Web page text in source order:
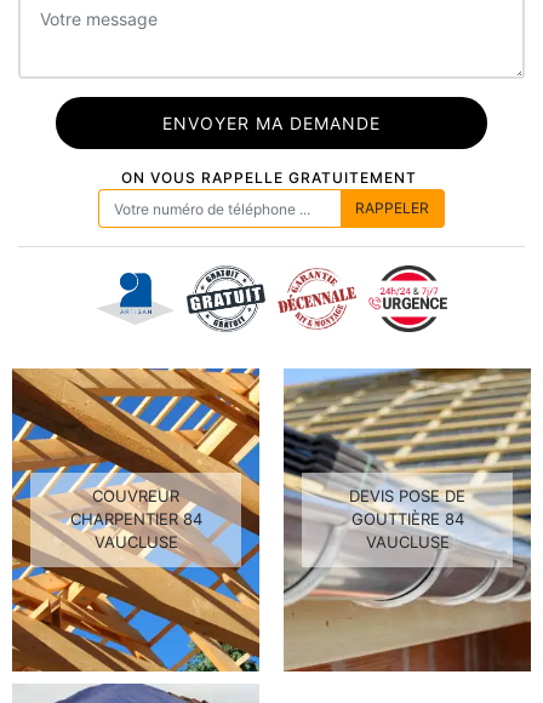
ON VOUS RAPPELLE GRATUITEMENT
COUVREUR
CHARPENTIER 84
VAUCLUSE
DEVIS POSE DE
GOUTTIÈRE 84
VAUCLUSE